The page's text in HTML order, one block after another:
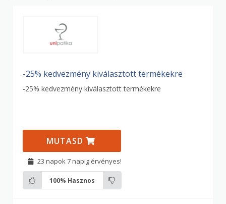
-25% kedvezmény kiválasztott termékekre
-25% kedvezmény kiválasztott termékekre
MUTASD
23 napok 7 napig érvényes!
100% Hasznos